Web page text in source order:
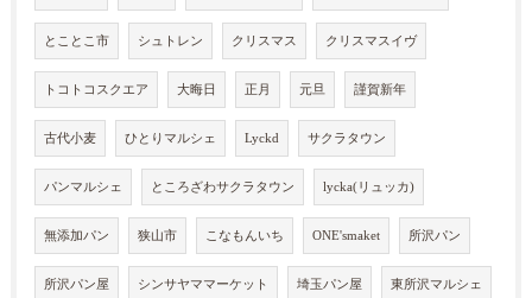
とことこ市 シュトレン クリスマス クリスマスイヴ
トコトコスクエア 大晦日 正月 元旦 謹賀新年
古代小麦 ひとりマルシェ Lyckd サクラタウン
パンマルシェ ところざわサクラタウン lycka(リュッカ)
無添加パン 狭山市 こなもんいち ONE'smaket 所沢パン
所沢パン屋 シンサヤママーケット 埼玉パン屋 東所沢マルシェ